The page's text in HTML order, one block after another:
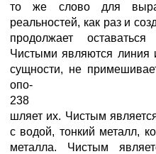
то же слово для
реальностей, как раз и
продолжает
Чистыми являются линия
сущности, не
опо-
238
шляет их. Чистым
с водой, тонкий металл,
металла. Чистым